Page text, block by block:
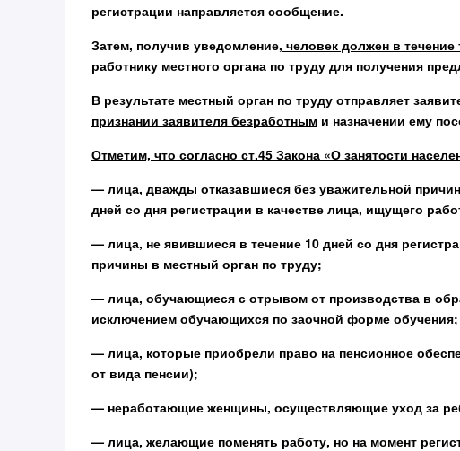
регистрации направляется сообщение.
Затем, получив уведомление, человек должен в течение
работнику местного органа по труду для получения
В результате местный орган по труду отправляет
признании заявителя безработным и назначении ему
Отметим, что согласно ст.45 Закона «О занятости
— лица, дважды отказавшиеся без уважительной
дней со дня регистрации в качестве лица, ищущего
— лица, не явившиеся в течение 10 дней со дня
причины в местный орган по труду;
— лица, обучающиеся с отрывом от производства в
исключением обучающихся по заочной форме обучения;
— лица, которые приобрели право на пенсионное
от вида пенсии);
— неработающие женщины, осуществляющие уход за
— лица, желающие поменять работу, но на момент